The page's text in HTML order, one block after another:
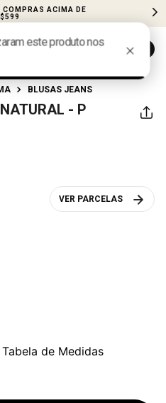
COMPRAS ACIMA DE
BLUSAS JEANS
NATURAL - P
VER PARCELAS
Tabela de Medidas